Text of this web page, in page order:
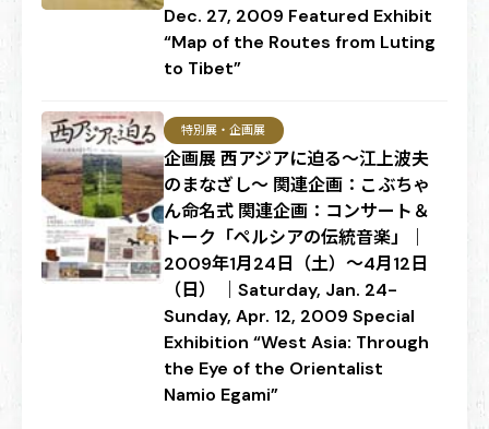
Dec. 27, 2009 Featured Exhibit
“Map of the Routes from Luting
to Tibet”
企画展 西アジアに迫る～江上波夫
のまなざし～ 関連企画：こぶちゃ
ん命名式 関連企画：コンサート＆
トーク「ペルシアの伝統音楽」｜
2009年1月24日（土）～4月12日
（日） ｜Saturday, Jan. 24-
Sunday, Apr. 12, 2009 Special
Exhibition “West Asia: Through
the Eye of the Orientalist
Namio Egami”
特別展・企画展